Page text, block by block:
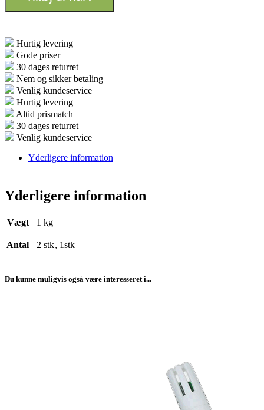
24V
Hurtig levering
Gode priser
30 dages returret
Nem og sikker betaling
Venlig kundeservice
Hurtig levering
Altid prismatch
30 dages returret
Venlig kundeservice
Yderligere information
Yderligere information
Vægt 1 kg
Antal 2 stk, 1stk
Du kunne muligvis også være interesseret i...